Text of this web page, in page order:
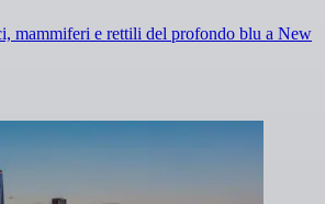
mammiferi e rettili del profondo blu a New